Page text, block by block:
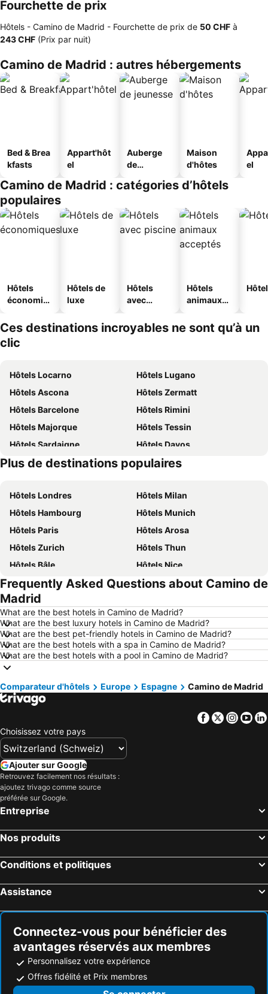
Fourchette de prix
Hôtels - Camino de Madrid - Fourchette de prix de ‎50 CHF à
‎243 CHF (Prix par nuit)
Camino de Madrid : autres hébergements
Bed & Brea
kfasts
Appart'hôt
el
Auberge
de
Maison
d'hôtes
el
Camino de Madrid : catégories d’hôtels
populaires
Hôtels
économiq
Hôtels de
luxe
Hôtels
avec
Hôtels
animaux
Ces destinations incroyables ne sont qu’à un
clic
Hôtels Locarno
Hôtels Lugano
Hôtels Ascona
Hôtels Zermatt
Hôtels Barcelone
Hôtels Rimini
Hôtels Majorque
Hôtels Tessin
Hôtels Sardaigne
Hôtels Davos
Hôtels Crète
Hôtels Forêt-Noire
Plus de destinations populaires
Hôtels Londres
Hôtels Milan
Hôtels Hambourg
Hôtels Munich
Hôtels Paris
Hôtels Arosa
Hôtels Zurich
Hôtels Thun
Hôtels Bâle
Hôtels Nice
Hôtels Lucerne
Hôtels Copenhague
Hôtels Rome
Hôtels Palma
Hôtels Pontresina
Hôtels Annecy
Hôtels Berne
Hôtels Amsterdam
Hôtels Suisse
Hôtels Italie
Hôtels Ibiza
Hôtels Grisons
Hôtels Tyrol du Sud
Hôtels Algarve
Hôtels Valais
Hôtels Île de Rhodes
Hôtels Djerba
Hôtels Province d'Antalya
Frequently Asked Questions about Camino de
Madrid
What are the best hotels in Camino de Madrid?
What are the best luxury hotels in Camino de Madrid?
What are the best pet-friendly hotels in Camino de Madrid?
What are the best hotels with a spa in Camino de Madrid?
What are the best hotels with a pool in Camino de Madrid?
Comparateur d'hôtels Europe Espagne Camino de Madrid
Facebook
Twitter
Choisissez votre pays
Ajouter sur Google
Retrouvez facilement nos résultats :
ajoutez trivago comme source
préférée sur Google.
Entreprise
Nos produits
Conditions et politiques
Assistance
Connectez-vous pour bénéficier des
avantages réservés aux membres
Personnalisez votre expérience
Offres fidélité et Prix membres